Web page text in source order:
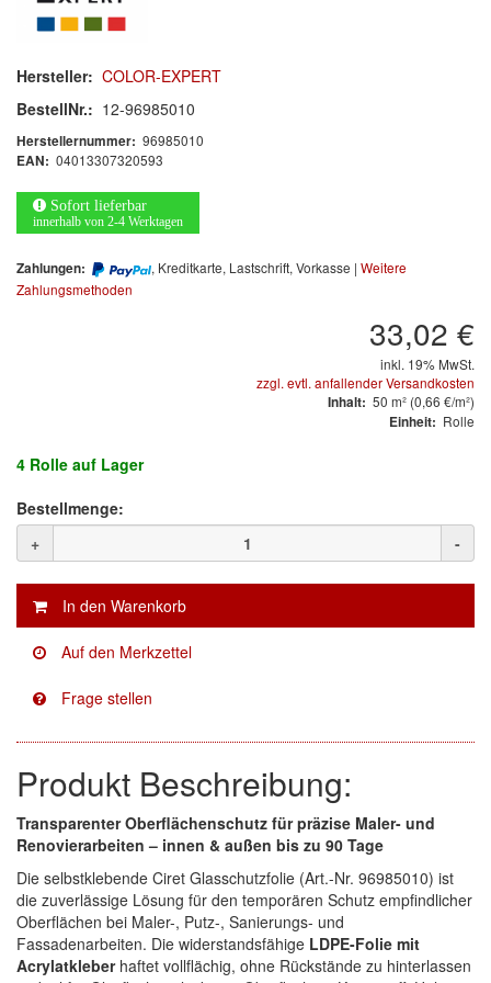
3M
Colad
COLOR-EXPERT
E-D
EVERCOAT
KWASNY
Mirka
(1)
no-name
Novol
Prevost
Proma
(21)
Sia
(3)
Spectral
(5)
StarChem
(1)
Sundstrom
(4)
Troton
(2)
Wibeco
Hersteller: COLOR-EXPERT
BestellNr.: 12-96985010
Herstellernummer: 96985010
EAN: 04013307320593
Sofort lieferbar
innerhalb von 2-4 Werktagen
Zahlungen: , Kreditkarte, Lastschrift, Vorkasse | Weitere
Zahlungsmethoden
33,02 €
inkl. 19% MwSt.
zzgl. evtl. anfallender Versandkosten
Inhalt: 50 m² (0,66 €/m²)
Einheit: Rolle
4 Rolle auf Lager
Bestellmenge:
+
-
Produkt Beschreibung:
Transparenter Oberflächenschutz für präzise Maler- und
Renovierarbeiten – innen & außen bis zu 90 Tage
Die selbstklebende Ciret Glasschutzfolie (Art.-Nr. 96985010) ist
die zuverlässige Lösung für den temporären Schutz empfindlicher
Oberflächen bei Maler-, Putz-, Sanierungs- und
Fassadenarbeiten. Die widerstandsfähige LDPE-Folie mit
Acrylatkleberhaftet vollflächig, ohne Rückstände zu hinterlassen